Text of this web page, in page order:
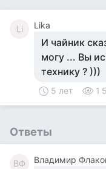
Li Lika
И чайник
могу ... Вы
технику ? )))
5 лет 1
Ответы
ВФ Владимир